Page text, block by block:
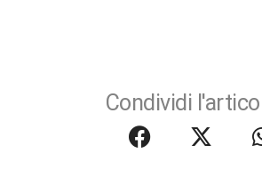
Condividi